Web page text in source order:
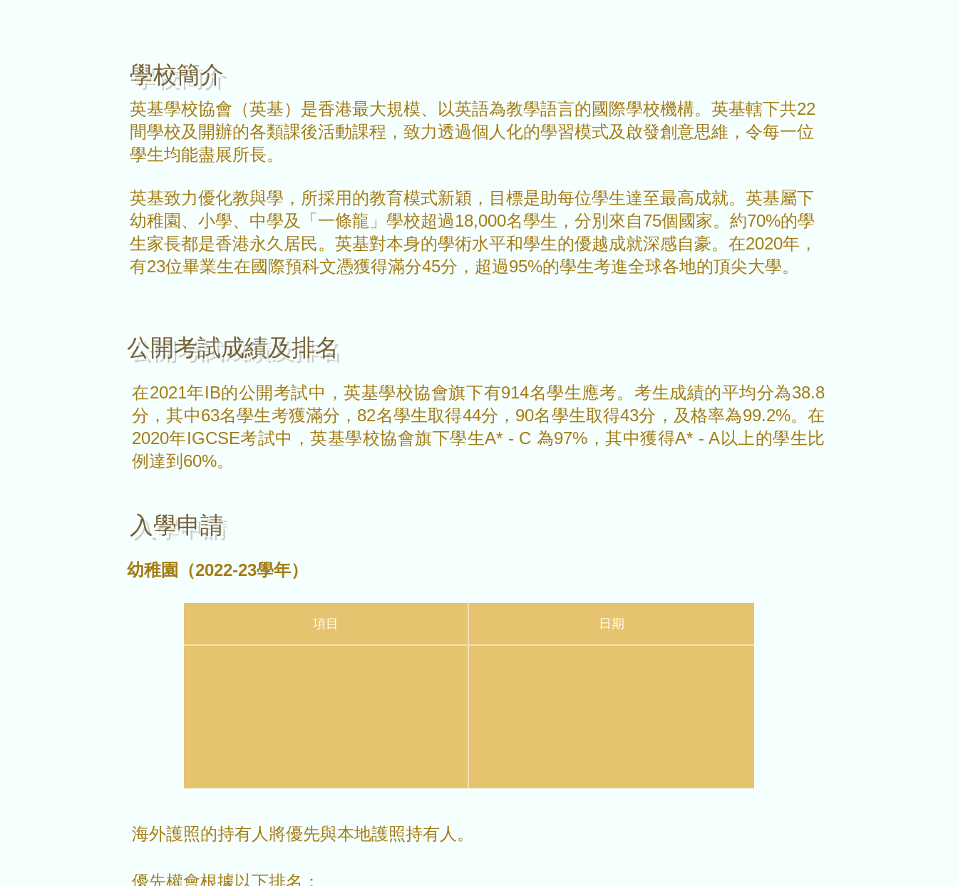
英基學校協會（英基）是香港最大規模、以英語為教學語言的國際學校機構。英基轄下共22
間學校及開辦的各類課後活動課程，致力透過個人化的學習模式及啟發創意思維，令每一位
學生均能盡展所長。
英基致力優化教與學，所採用的教育模式新穎，目標是助每位學生達至最高成就。英基屬下
幼稚園、小學、中學及「一條龍」學校超過18,000名學生，分別來自75個國家。約70%的學
生家長都是香港永久居民。英基對本身的學術水平和學生的優越成就深感自豪。在2020年，
有23位畢業生在國際預科文憑獲得滿分45分，超過95%的學生考進全球各地的頂尖大學。
學校簡介
公開考試成績及排名
在2021年IB的公開考試中，英基學校協會旗下有914名學生應考。考生成績的平均分為38.8
分，其中63名學生考獲滿分，82名學生取得44分，90名學生取得43分，及格率為99.2%。在
2020年IGCSE考試中，英基學校協會旗下學生A* - C 為97%，其中獲得A* - A以上的學生比
例達到60%。
入學申請
幼稚園（2022-23學年）
項目 日期
海外護照的持有人將優先與本地護照持有人。
優先權會根據以下排名：